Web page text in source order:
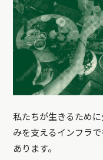
私たちが生きるため
みを支えるインフラ
あります。